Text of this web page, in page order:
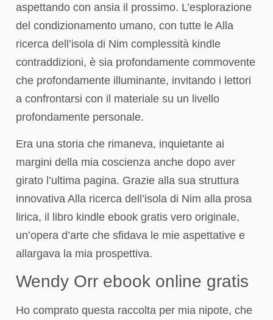
aspettando con ansia il prossimo. L’esplorazione
del condizionamento umano, con tutte le Alla
ricerca dell’isola di Nim complessità kindle
contraddizioni, è sia profondamente commovente
che profondamente illuminante, invitando i lettori
a confrontarsi con il materiale su un livello
profondamente personale.
Era una storia che rimaneva, inquietante ai
margini della mia coscienza anche dopo aver
girato l’ultima pagina. Grazie alla sua struttura
innovativa Alla ricerca dell’isola di Nim alla prosa
lirica, il libro kindle ebook gratis vero originale,
un’opera d’arte che sfidava le mie aspettative e
allargava la mia prospettiva.
Wendy Orr ebook online gratis
Ho comprato questa raccolta per mia nipote, che